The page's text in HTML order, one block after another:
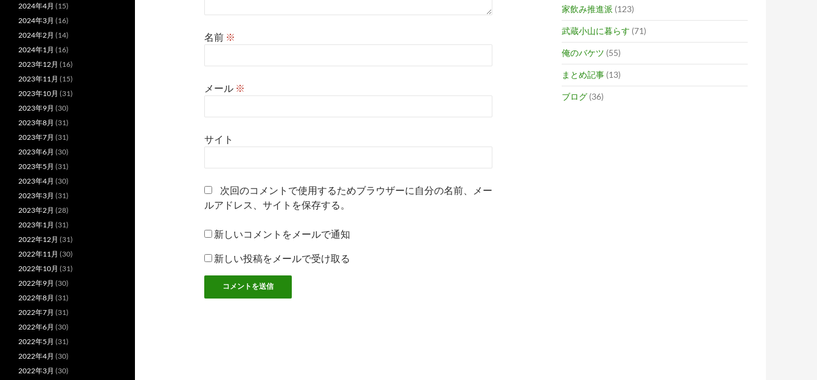
名前 ※
メール ※
サイト
次回のコメントで使用するためブラウザーに自分の名前、メー
ルアドレス、サイトを保存する。
新しいコメントをメールで通知
新しい投稿をメールで受け取る
家飲み推進派 (123)
武蔵小山に暮らす (71)
俺のバケツ (55)
まとめ記事 (13)
ブログ (36)
2024年4月 (15)
2024年3月 (16)
2024年2月 (14)
2024年1月 (16)
2023年12月 (16)
2023年11月 (15)
2023年10月 (31)
2023年9月 (30)
2023年8月 (31)
2023年7月 (31)
2023年6月 (30)
2023年5月 (31)
2023年4月 (30)
2023年3月 (31)
2023年2月 (28)
2023年1月 (31)
2022年12月 (31)
2022年11月 (30)
2022年10月 (31)
2022年9月 (30)
2022年8月 (31)
2022年7月 (31)
2022年6月 (30)
2022年5月 (31)
2022年4月 (30)
2022年3月 (30)